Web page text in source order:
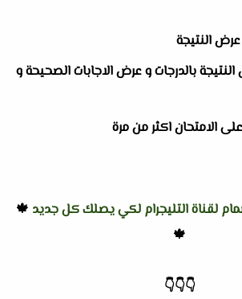
النتيجة
بالدرجات و عرض الاجابات الصحيحة و
الامتحان اكثر من مرة
لقناة التليجرام لكي يصلك كل جديد 🍁
🍁
👇
👇
👇